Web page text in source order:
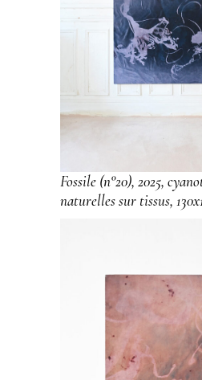
Fossile (n°20), 2025,
naturelles sur tissus,